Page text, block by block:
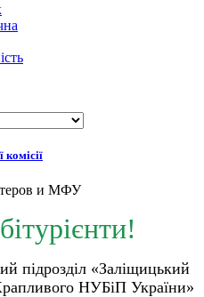
и МФУ
підрозділ «Заліщицький
НУБіП України»